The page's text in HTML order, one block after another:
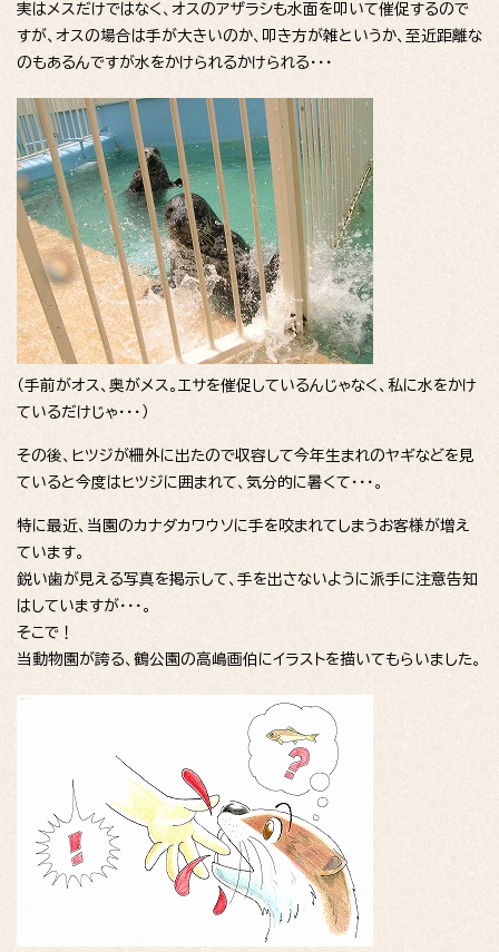
実はメスだけではなく、オスのアザラシも水面を叩いて催促するので
すが、オスの場合は手が大きいのか、叩き方が雑というか、至近距離な
のもあるんですが水をかけられるかけられる・・・
（手前がオス、奥がメス。エサを催促しているんじゃなく、私に水をかけ
ているだけじゃ・・・）
その後、ヒツジが柵外に出たので収容して今年生まれのヤギなどを見
ていると今度はヒツジに囲まれて、気分的に暑くて・・・。
特に最近、当園のカナダカワウソに手を咬まれてしまうお客様が増え
ています。
鋭い歯が見える写真を掲示して、手を出さないように派手に注意告知
はしていますが・・・。
そこで！
当動物園が誇る、鶴公園の高嶋画伯にイラストを描いてもらいました。